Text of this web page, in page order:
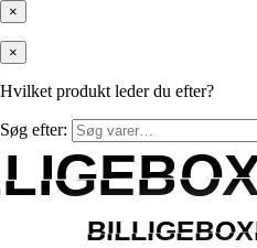
×
×
Hvilket produkt leder du efter?
Søg efter: